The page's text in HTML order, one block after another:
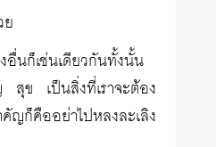
อื่นก็เช่นเดียวกันทั้งนั้น
ข เป็นสิ่งที่เราจะต้อง
ก็คืออย่าไปหลงละเลิง